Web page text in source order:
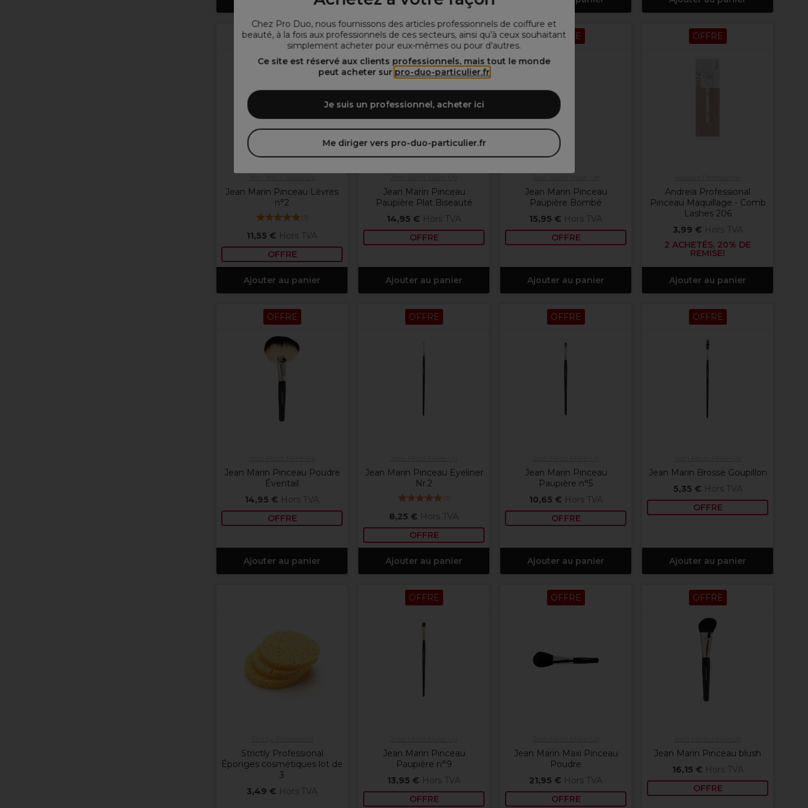
Chez Pro Duo, nous fournissons des articles professionnels de coiffure et
beauté, à la fois aux professionnels de ces secteurs, ainsi qu’à ceux souhaitant
simplement acheter pour eux-mêmes ou pour d’autres.
Ce site est réservé aux clients professionnels, mais tout le monde
peut acheter sur pro-duo-particulier.fr
Je suis un professionnel, acheter ici
Me diriger vers pro-duo-particulier.fr
OFFRE
Jean Marin Pinceau Lèvres
n°2
(1)
11,55 € Hors TVA
OFFRE
Ajouter au panier
OFFRE
Jean Marin Pinceau
Paupière Plat Biseauté
14,95 € Hors TVA
OFFRE
Ajouter au panier
OFFRE
Jean Marin Pinceau
Paupière Bombé
15,95 € Hors TVA
OFFRE
Ajouter au panier
OFFRE
Andreia Professional
Pinceau Maquillage - Comb
Lashes 206
3,99 € Hors TVA
2 ACHETÉS, 20% DE
REMISE!
Ajouter au panier
OFFRE
Jean Marin Pinceau Poudre
Éventail
14,95 € Hors TVA
OFFRE
Ajouter au panier
OFFRE
Jean Marin Pinceau Eyeliner
Nr.2
(1)
8,25 € Hors TVA
OFFRE
Ajouter au panier
OFFRE
Jean Marin Pinceau
Paupière n°5
10,65 € Hors TVA
OFFRE
Ajouter au panier
OFFRE
Jean Marin Brosse Goupillon
5,35 € Hors TVA
OFFRE
Ajouter au panier
Strictly Professional
Éponges cosmétiques lot de
3
3,49 € Hors TVA
OFFRE
Jean Marin Pinceau
Paupière n°9
13,95 € Hors TVA
OFFRE
OFFRE
Jean Marin Maxi Pinceau
Poudre
21,95 € Hors TVA
OFFRE
OFFRE
Jean Marin Pinceau blush
16,15 € Hors TVA
OFFRE